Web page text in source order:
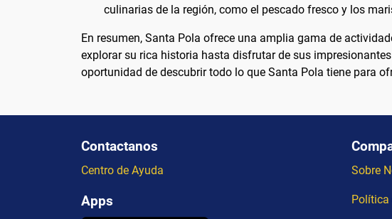
culinarias de la región, como el pescado fresco y los
En resumen, Santa Pola ofrece una amplia gama de
explorar su rica historia hasta disfrutar de sus
oportunidad de descubrir todo lo que Santa Pola tiene para
Contactanos
Centro de Ayuda
Apps
Sobre
Política